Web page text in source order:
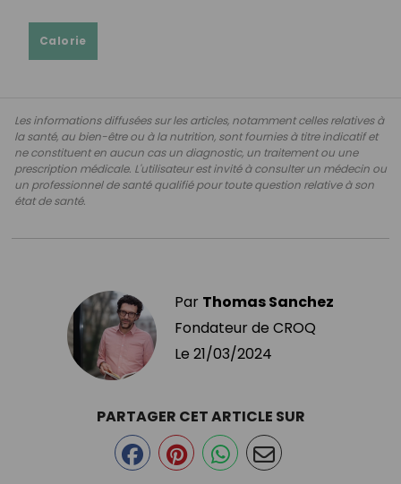
Calorie
Les informations diffusées sur les articles, notamment celles relatives à
la santé, au bien-être ou à la nutrition, sont fournies à titre indicatif et
ne constituent en aucun cas un diagnostic, un traitement ou une
prescription médicale. L'utilisateur est invité à consulter un médecin ou
un professionnel de santé qualifié pour toute question relative à son
état de santé.
Par Thomas Sanchez
Fondateur de CROQ
Le 21/03/2024
PARTAGER CET ARTICLE SUR